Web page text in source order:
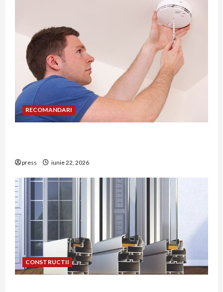
RECOMANDARI
press iunie 22, 2026
CONSTRUCTII